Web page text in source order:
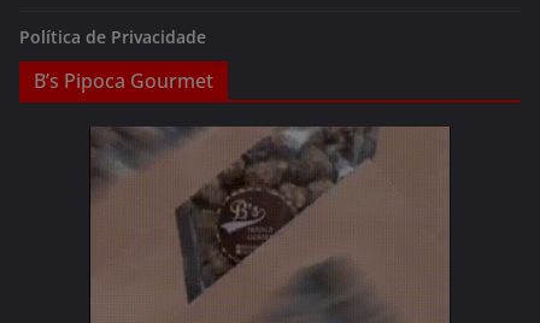
Política de Privacidade
B’s Pipoca Gourmet